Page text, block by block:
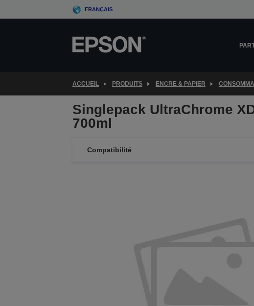
to
FRANÇAIS
ACCUEIL PRODUITS ENCRE & PAPIER
Singlepack UltraChrome
700ml
Compatibilité